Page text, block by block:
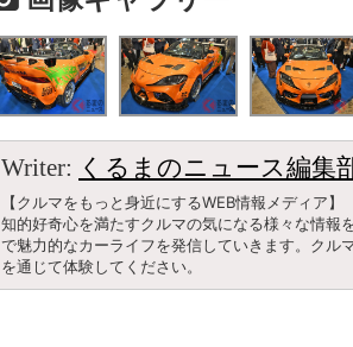
Writer: くるまのニュース編集
【クルマをもっと身近にするWEB情報メディア】
知的好奇心を満たすクルマの気になる様々な情報
で魅力的なカーライフを発信していきます。クル
を通じて体験してください。